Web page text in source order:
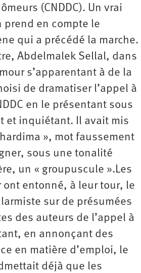
(CNDDC). Un vrai
prend en compte le
qui a précédé la marche.
Abdelmalek Sellal, dans
s’apparentant à de la
de dramatiser l’appel à
en le présentant sous
et inquiétant. Il avait mis
», mot faussement
sous une tonalité
un « groupuscule ».Les
entonné, à leur tour, le
sur de présumées
des auteurs de l’appel à
en annonçant des
en matière d’emploi, le
déjà que les